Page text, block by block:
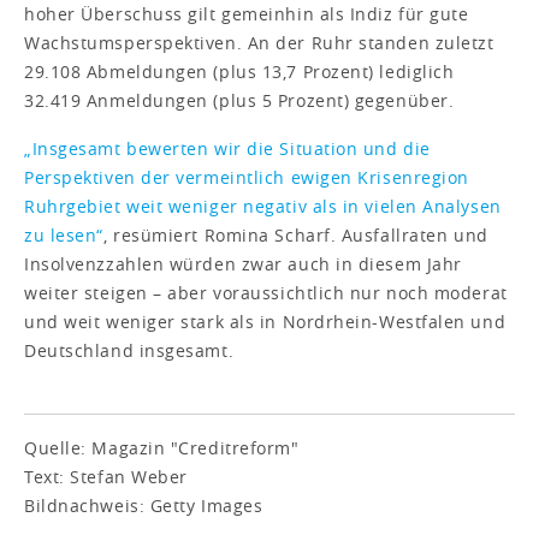
hoher Überschuss gilt gemeinhin als Indiz für gute
Wachstumsperspektiven. An der Ruhr standen zuletzt
29.108 Abmeldungen (plus 13,7 Prozent) lediglich
32.419 Anmeldungen (plus 5 Prozent) gegenüber.
„Insgesamt bewerten wir die Situation und die
Perspektiven der vermeintlich ewigen Krisenregion
Ruhrgebiet weit weniger negativ als in vielen Analysen
zu lesen“ , resümiert Romina Scharf. Ausfallraten und
Insolvenzzahlen würden zwar auch in diesem Jahr
weiter steigen – aber voraussichtlich nur noch moderat
und weit weniger stark als in Nordrhein-Westfalen und
Deutschland insgesamt.
Quelle: Magazin "Creditreform"
Text: Stefan Weber
Bildnachweis: Getty Images